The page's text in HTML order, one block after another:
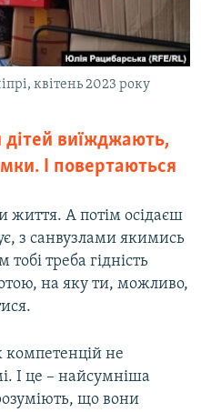
квітень 2023 року
виїжджають,
І повертаються
А потім осідаєш
з санвузлами якимись
треба гідність
на яку ти, можливо,
компетенцій не
І це – найсумніша
що вони